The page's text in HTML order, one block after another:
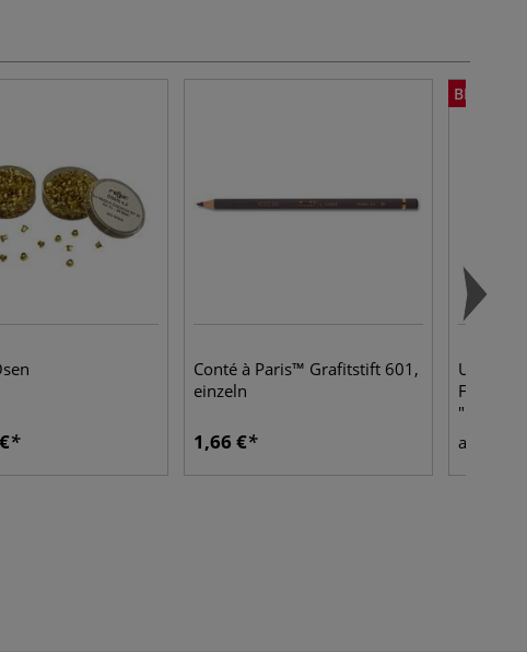
Conté à Paris™ Grafitstift 601,
einzeln
1,66 €
BIS -70%
ab